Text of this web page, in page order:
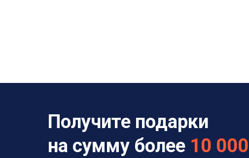
Получите подарки
на сумму более 10